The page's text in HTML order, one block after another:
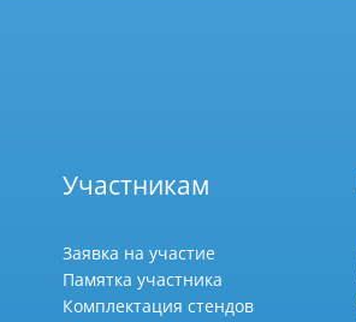
Участникам
Заявка на участие
Памятка участника
Комплектация стендов